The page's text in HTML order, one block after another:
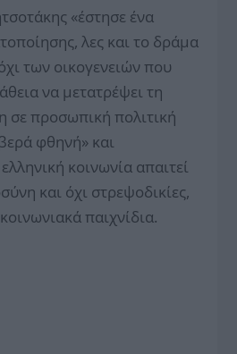
«έστησε ένα
λες και το δράμα
των οικογενειών που
να μετατρέψει τη
σε προσωπική πολιτική
φθηνή» και
κοινωνία απαιτεί
και όχι στρεψοδικίες,
παιχνίδια.